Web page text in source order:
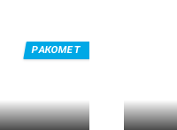
РАКОМЕТ